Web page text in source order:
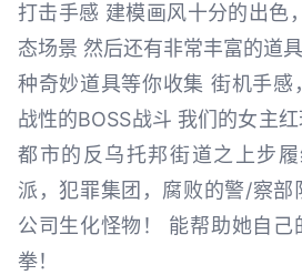
打击手感 建模画风十分的出色
态场景 然后还有非常丰富的道
种奇妙道具等你收集 街机手感
战性的BOSS战斗 我们的女主
都市的反乌托邦街道之上步
派，犯罪集团，腐败的警/察部
公司生化怪物！ 能帮助她自己
拳！